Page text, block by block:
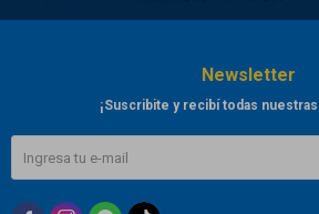
Newsletter
¡Suscribite y recibí todas